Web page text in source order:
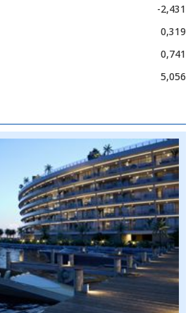
-2,431
0,319
0,741
5,056